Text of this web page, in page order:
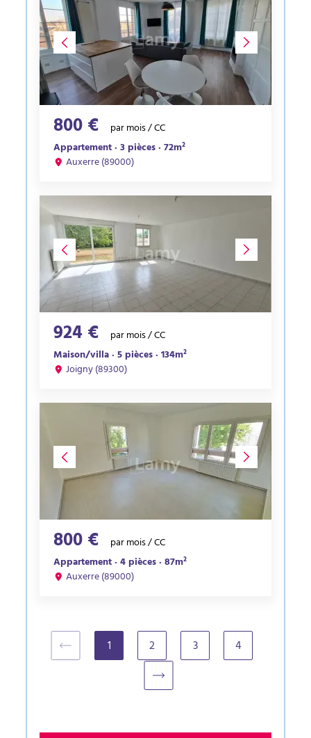
800 €
par mois / CC
Appartement · 3 pièces · 72m²
Auxerre (89000)
924 €
par mois / CC
Maison/villa · 5 pièces · 134m²
Joigny (89300)
800 €
par mois / CC
Appartement · 4 pièces · 87m²
Auxerre (89000)
1(current)2 3 4